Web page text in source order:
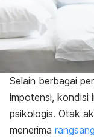
Selain berbagai
impotensi, kondisi
psikologis. Otak
menerima